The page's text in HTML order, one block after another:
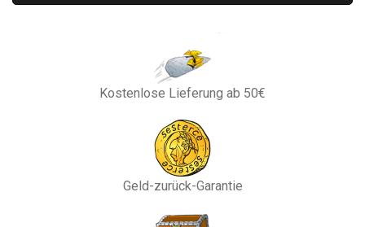
Kostenlose Lieferung ab 50€
Geld-zurück-Garantie